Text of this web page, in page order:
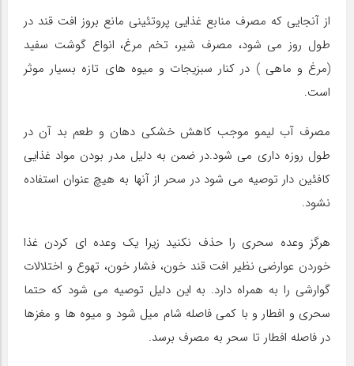
از آنجایی که مصرف منابع غذایی پروتئینی مانع بروز افت قند در
طول روز می شود، مصرف شیر، تخم مرغ، انواع گوشت سفید
(مرغ و ماهی ) در کنار سبزیجات و میوه های تازه بسیار موثر
است.
مصرف آب لیمو موجب کاهش خشکی دهان و طعم بد آن در
طول روزه داری می شود.در ضمن به دلیل مدر بودن مواد غذایی
کافئین دار توصیه می شود در سحر از آنها به هیچ عنوان استفاده
نشود.
هرگز وعده سحری را حذف نکنید زیرا یک وعده ای کردن غذا
خوردن عوارضی نظیر افت قند خون، فشار خون، تهوع و اختلالات
گوارشی را به همراه دارد. به این دلیل توصیه می شود که حتما
سحری و افطار و با کمی فاصله شام میل شود و میوه ها و مغزها
در فاصله افطار تا سحر به مصرف برسد.